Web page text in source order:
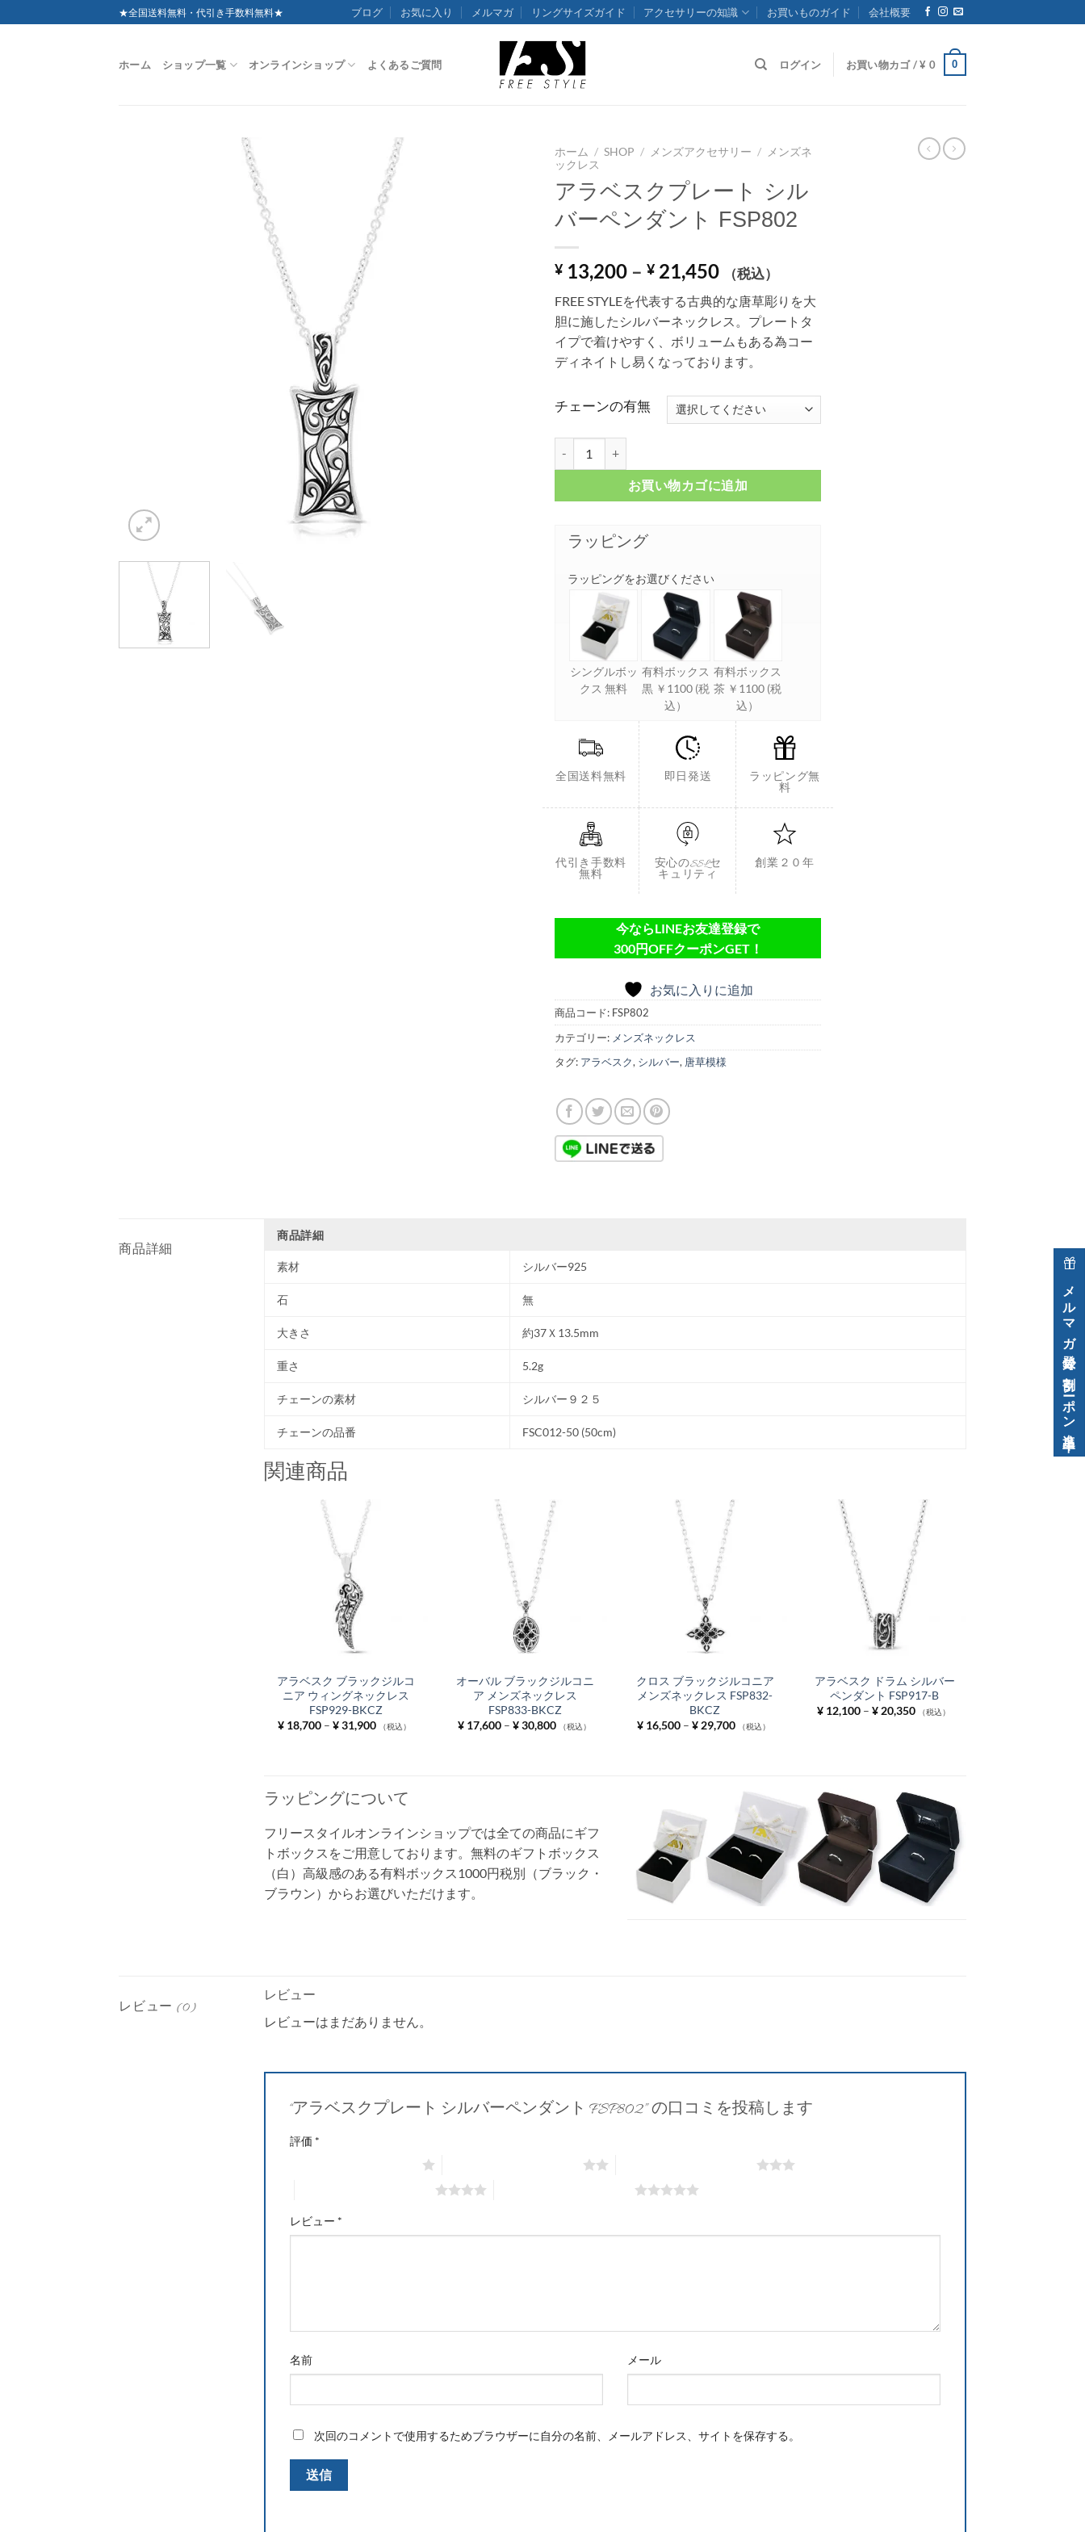
to
★全国送料無料・代引き手数料無料★ ブログ お気に入り メルマガ リングサイズガイド アクセサリーの知識 お買いものガイド 会社概要
ホーム ショップ一覧 オンラインショップ よくあるご質問 ログイン お買い物カゴ /¥ 0 0
ホーム / SHOP / メンズアクセサリー /
メンズネ
ックレス
アラベスクプレート シル
バーペンダント FSP802
¥ 13,200 – ¥ 21,450価
帯:
¥ 13,200
–
¥ 21,450
（税込）
FREE STYLEを代表する古典的な唐草彫りを大
胆に施したシルバーネックレス。プレートタ
イプで着けやすく、ボリュームもある為コー
ディネイトし易くなっております。
チェーンの有無
お買い物カゴに追加
ラッピング
ラッピングをお選びください
シングルボッ
クス 無料
有料ボックス
黒 ￥1100 (税
込）
有料ボックス
茶 ￥1100 (税
込）
全国送料無料 即日発送
ラッピング無
料
代引き手数料
無料
安心のSSLセ
キュリティ
創業２０年
今ならLINEお友達登録で
300円OFFクーポンGET！
お気に入りに追加
商品コード: FSP802
カテゴリー: メンズネックレス
タグ: アラベスク, シルバー, 唐草模様
商品詳細
商品詳細
素材 シルバー925
石 無
大きさ 約37Ｘ13.5mm
重さ 5.2g
チェーンの素材 シルバー９２５
チェーンの品番 FSC012-50 (50cm)
関連商品
アラベスク ブラックジルコ
ニア ウィングネックレス
FSP929-BKCZ
¥ 18,700 –¥31,900価
格
（税込）
オーバル ブラックジルコニ
ア メンズネックレス
FSP833-BKCZ
¥17,600 – ¥30,800価
格
（税込）
クロス ブラックジルコニア
メンズネックレス FSP832-
BKCZ
¥ 16,500 –¥ 29,700価
格
（税込）
アラベスク ドラム シルバー
ペンダント FSP917-B
¥12,100 – ¥20,350価
格
（税込）
ラッピングについて
フリースタイルオンラインショップでは全ての商品にギフ
トボックスをご用意しております。無料のギフトボックス
（白）高級感のある有料ボックス1000円税別（ブラック・
ブラウン）からお選びいただけます。
レビュー (0)
レビュー
レビューはまだありません。
“アラベスクプレート シルバーペンダント FSP802” の口コミを投稿します
評価 *
レビュー *
名前 メール
次回のコメントで使用するためブラウザーに自分の名前、メールアドレス、サイトを保存する。
メルマガ登録で割引クーポン進呈中！